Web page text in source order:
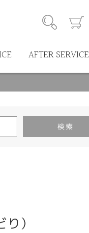
AFTER SERVICE
）